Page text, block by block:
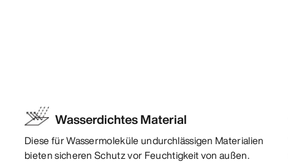
Wasserdichtes Material
Diese für Wassermoleküle undurchlässigen Materialien
bieten sicheren Schutz vor Feuchtigkeit von außen.